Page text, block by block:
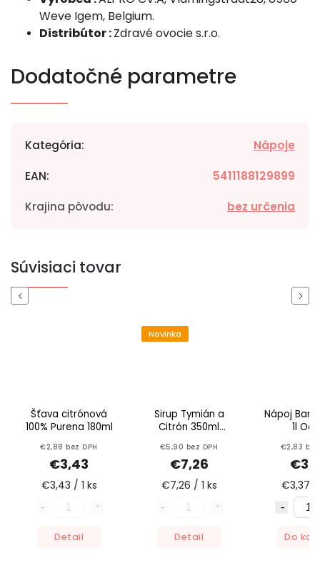
Weve Igem, Belgium.
Distribútor :Zdravé ovocie s.r.o.
Dodatočné parametre
Kategória: Nápoje
EAN: 5411188129899
Krajina pôvodu: bez určenia
Súvisiaci tovar
Previous
Šťava citrónová
100% Purena 180ml
€2,88 bez DPH
€3,43
€3,43 / 1 ks
Detail
Novinka
Sirup Tymián a
Citrón 350ml
€5,90 bez DPH
€7,26
€7,26 / 1 ks
Detail
Nápoj
1l
€2,83 bez
€3,37 /
Do
Next